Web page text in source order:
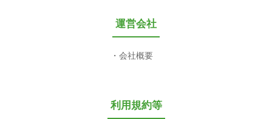
運営会社
会社概要
利用規約等